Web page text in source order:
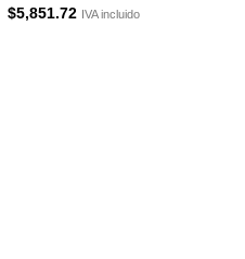
$5,851.72 IVA incluido